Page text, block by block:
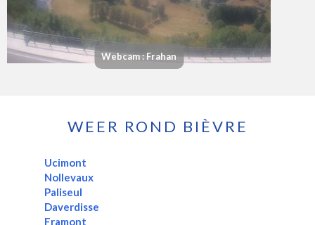
Webcam : Frahan
WEER ROND BIÈVRE
Ucimont
Nollevaux
Paliseul
Daverdisse
Framont